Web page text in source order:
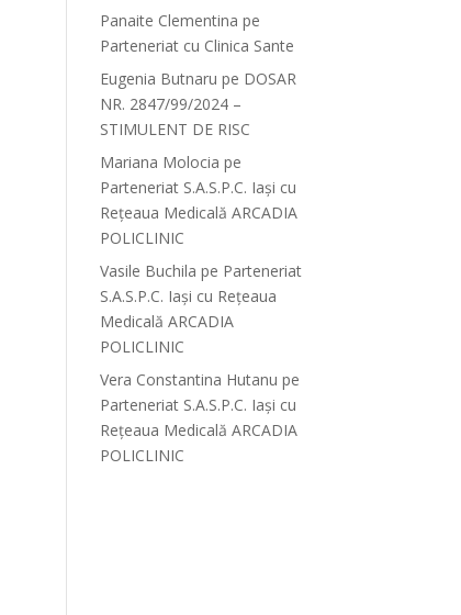
Panaite Clementina pe
Parteneriat cu Clinica Sante
Eugenia Butnaru pe DOSAR
NR. 2847/99/2024 –
STIMULENT DE RISC
Mariana Molocia pe
Parteneriat S.A.S.P.C. Iași cu
Rețeaua Medicală ARCADIA
POLICLINIC
Vasile Buchila pe Parteneriat
S.A.S.P.C. Iași cu Rețeaua
Medicală ARCADIA
POLICLINIC
Vera Constantina Hutanu pe
Parteneriat S.A.S.P.C. Iași cu
Rețeaua Medicală ARCADIA
POLICLINIC